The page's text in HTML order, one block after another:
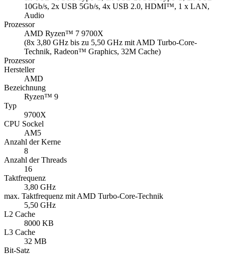
10Gb/s, 2x USB 5Gb/s, 4x USB 2.0, HDMI™, 1 x LAN,
Audio
Prozessor
AMD Ryzen™ 7 9700X
(8x 3,80 GHz bis zu 5,50 GHz mit AMD Turbo-Core-
Technik, Radeon™ Graphics, 32M Cache)
Prozessor
Hersteller
AMD
Bezeichnung
Ryzen™ 9
Typ
9700X
CPU Sockel
AM5
Anzahl der Kerne
8
Anzahl der Threads
16
Taktfrequenz
3,80 GHz
max. Taktfrequenz mit AMD Turbo-Core-Technik
5,50 GHz
L2 Cache
8000 KB
L3 Cache
32 MB
Bit-Satz